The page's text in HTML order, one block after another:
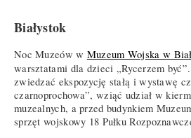
Białystok
Noc Muzeów w Muzeum Wojska w
warsztatami dla dzieci „Rycerzem
zwiedzać ekspozycję stałą i wystawę
czarnoprochowa”, wziąć udział w
muzealnych, a przed budynkiem
sprzęt wojskowy 18 Pułku